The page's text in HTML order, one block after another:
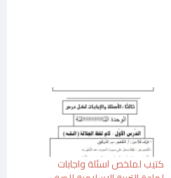
كتيب لملخص اسئلة واجابات